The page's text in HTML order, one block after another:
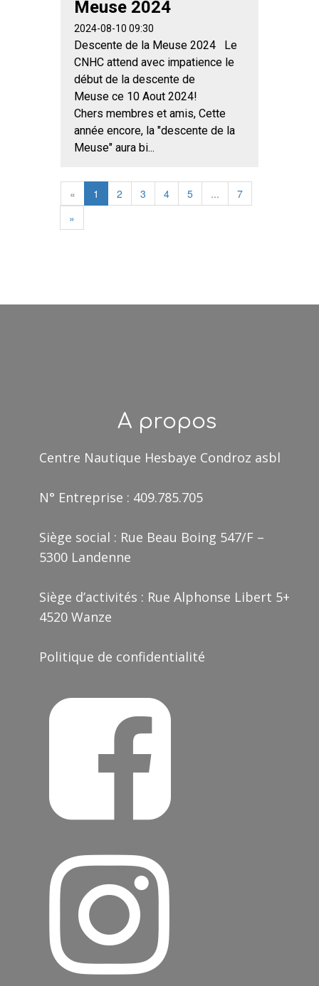
Meuse 2024
2024-08-10 09:30
Descente de la Meuse 2024 Le
CNHC attend avec impatience le
début de la descente de
Meuse ce 10 Aout 2024!
Chers membres et amis, Cette
année encore, la "descente de la
Meuse" aura bi...
« 1 2 3 4 5 ...
7
»
A propos
Centre Nautique Hesbaye Condroz asbl
N° Entreprise : 409.785.705
Siège social : Rue Beau Boing 547/F –
5300 Landenne
Siège d’activités : Rue Alphonse Libert 5+
4520 Wanze
Politique de confidentialité

